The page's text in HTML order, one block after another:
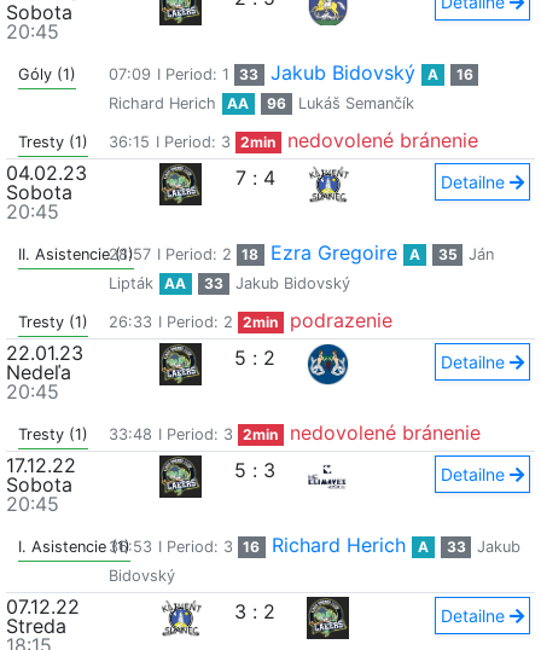
Sobota
20:45
Góly (1) 07:09 I Period: 1 33 Jakub Bidovský A
16
Richard Herich
AA 96 Lukáš Semančík
Tresty (1) 36:15 I Period: 3 2min
nedovolené bránenie
04.02.23
Sobota
20:45
7 : 4 Detailne
II. Asistencie (1)
28:57 I Period: 2 18 Ezra Gregoire A 35
Ján
Lipták
AA 33 Jakub Bidovský
Tresty (1) 26:33 I Period: 2 2min
podrazenie
22.01.23
Nedeľa
20:45
5 : 2 Detailne
Tresty (1) 33:48 I Period: 3 2min
nedovolené bránenie
17.12.22
Sobota
20:45
5 : 3 Detailne
I. Asistencie (1)36:53 I Period: 3 16 Richard Herich A 33
Jakub
Bidovský
07.12.22
Streda
18:15
3 : 2 Detailne